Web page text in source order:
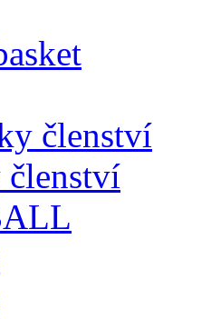
členství